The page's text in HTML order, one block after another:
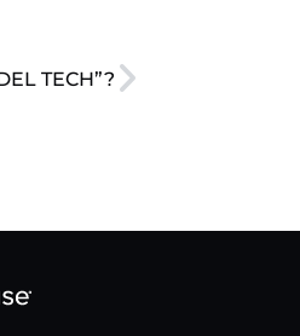
TECH”?